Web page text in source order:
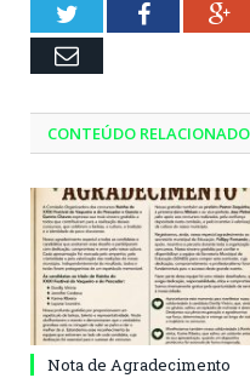
TwitterFacebook
Email
CONTEÚDO RELACIONADO
Nota de Agradecimento